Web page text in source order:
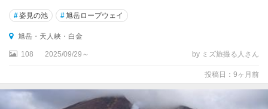
峡
ト
ム
占
冠
#姿見の池 #旭岳ロープウェイ
旭岳・天人峡・白金
108 2025/09/29～ by ミズ旅撮る人さん
投稿日：9ヶ月前